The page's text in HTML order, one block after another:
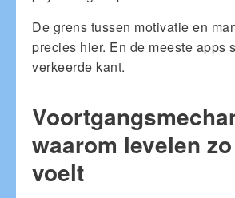
De grens tussen motivatie en
precies hier. En de meeste apps
verkeerde kant.
waarom levelen
voelt